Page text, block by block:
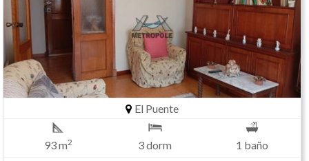
El Puente
93 m2 3 dorm 1 baño